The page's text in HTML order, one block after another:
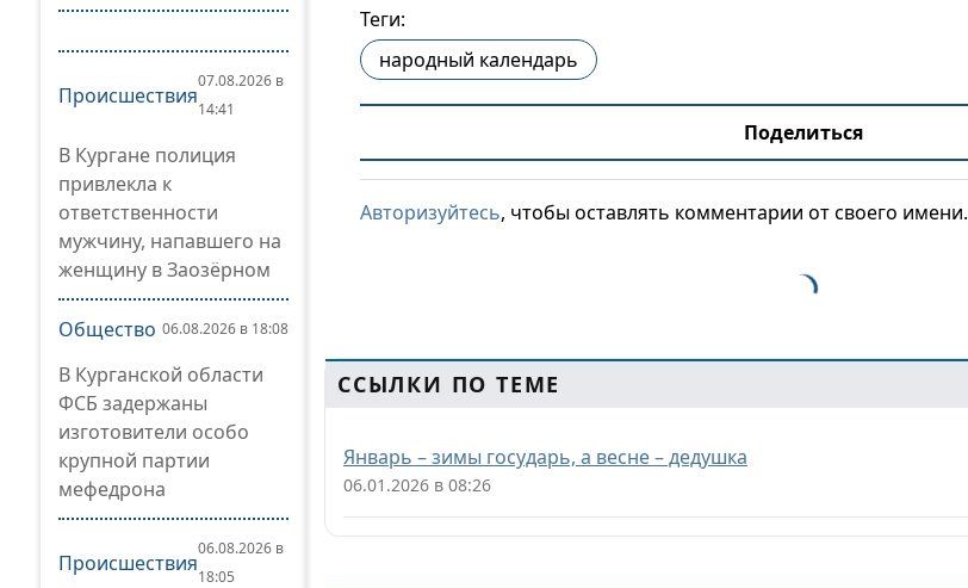
Происшествия
07.08.2026 в
14:41
В Кургане полиция
привлекла к
ответственности
мужчину, напавшего на
женщину в Заозёрном
Общество 06.08.2026 в 18:08
В Курганской области
ФСБ задержаны
изготовители особо
крупной партии
мефедрона
Происшествия
06.08.2026 в
18:05
Теги:
народный календарь
Поделиться
Авторизуйтесь, чтобы оставлять комментарии от своего имени.
ССЫЛКИ ПО ТЕМЕ
Январь – зимы государь, а весне – дедушка
06.01.2026 в 08:26